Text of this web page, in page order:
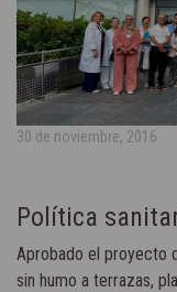
30 de noviembre, 2016
Política
Aprobado el proyecto
sin humo a terrazas,